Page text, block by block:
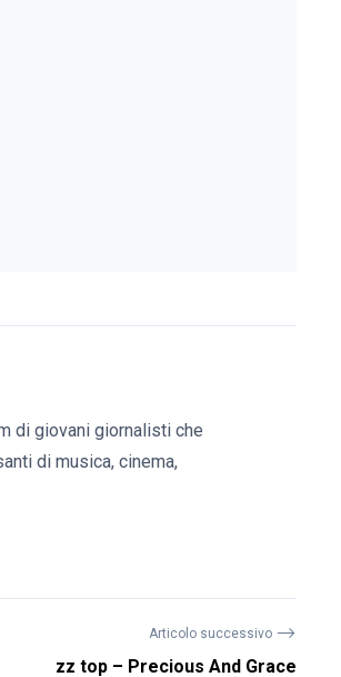
di giovani giornalisti che
di musica, cinema,
Articolo successivo ⟶
zz top – Precious And Grace